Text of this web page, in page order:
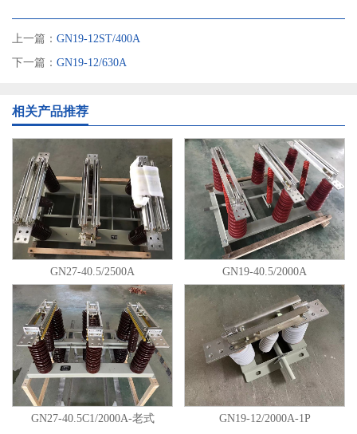
上一篇： GN19-12ST/400A
下一篇： GN19-12/630A
相关产品推荐
GN27-40.5/2500A GN19-40.5/2000A
GN27-40.5C1/2000A-老式 GN19-12/2000A-1P